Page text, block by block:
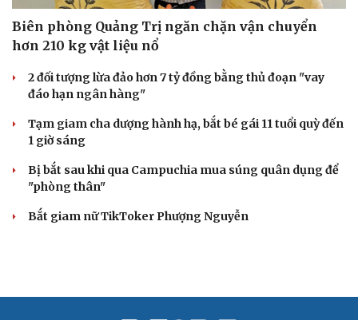
Biên phòng Quảng Trị ngăn chặn vận chuyển
hơn 210 kg vật liệu nổ
2 đối tượng lừa đảo hơn 7 tỷ đồng bằng thủ đoạn "vay
đáo hạn ngân hàng"
Tạm giam cha dượng hành hạ, bắt bé gái 11 tuổi quỳ đến
1 giờ sáng
Bị bắt sau khi qua Campuchia mua súng quân dụng để
"phòng thân"
Bắt giam nữ TikToker Phượng Nguyễn